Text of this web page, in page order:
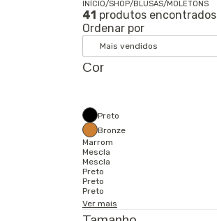
HOT
SALE
INÍCIO/SHOP/BLUSAS/MOLETONS
41 produtos encontrados
Ordenar por
Cor
Preto
Bronze
Marrom
Mescla
Mescla
Preto
Preto
Preto
Ver mais